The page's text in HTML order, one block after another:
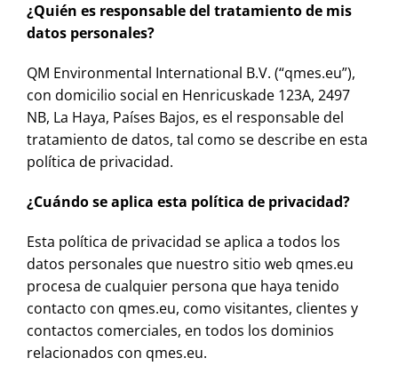
¿Quién es responsable del tratamiento de mis
datos personales?
QM Environmental International B.V. (“qmes.eu”),
con domicilio social en Henricuskade 123A, 2497
NB, La Haya, Países Bajos, es el responsable del
tratamiento de datos, tal como se describe en esta
política de privacidad.
¿Cuándo se aplica esta política de privacidad?
Esta política de privacidad se aplica a todos los
datos personales que nuestro sitio web qmes.eu
procesa de cualquier persona que haya tenido
contacto con qmes.eu, como visitantes, clientes y
contactos comerciales, en todos los dominios
relacionados con qmes.eu.